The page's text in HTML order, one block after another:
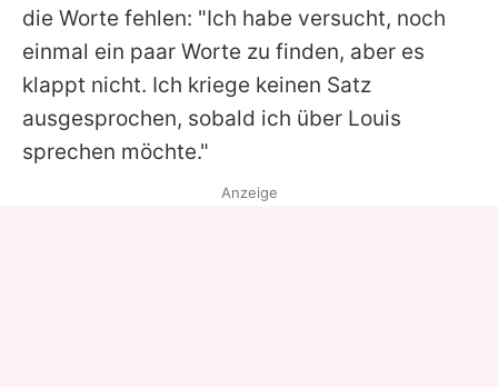
die Worte fehlen: "Ich habe versucht, noch
einmal ein paar Worte zu finden, aber es
klappt nicht. Ich kriege keinen Satz
ausgesprochen, sobald ich über Louis
sprechen möchte."
Anzeige